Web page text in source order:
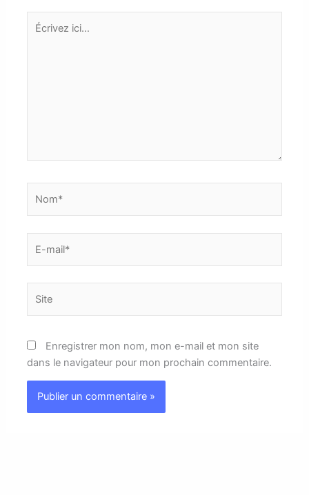
Écrivez
mail*
Enregistrer mon nom, mon e-mail et mon site
dans le navigateur pour mon prochain commentaire.